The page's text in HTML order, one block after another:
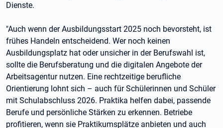
Dienste.
"Auch wenn der Ausbildungsstart 2025 noch bevorsteht, ist
frühes Handeln entscheidend. Wer noch keinen
Ausbildungsplatz hat oder unsicher in der Berufswahl ist,
sollte die Berufsberatung und die digitalen Angebote der
Arbeitsagentur nutzen. Eine rechtzeitige berufliche
Orientierung lohnt sich – auch für Schülerinnen und Schüler
mit Schulabschluss 2026. Praktika helfen dabei, passende
Berufe und persönliche Stärken zu erkennen. Betriebe
profitieren, wenn sie Praktikumsplätze anbieten und auch